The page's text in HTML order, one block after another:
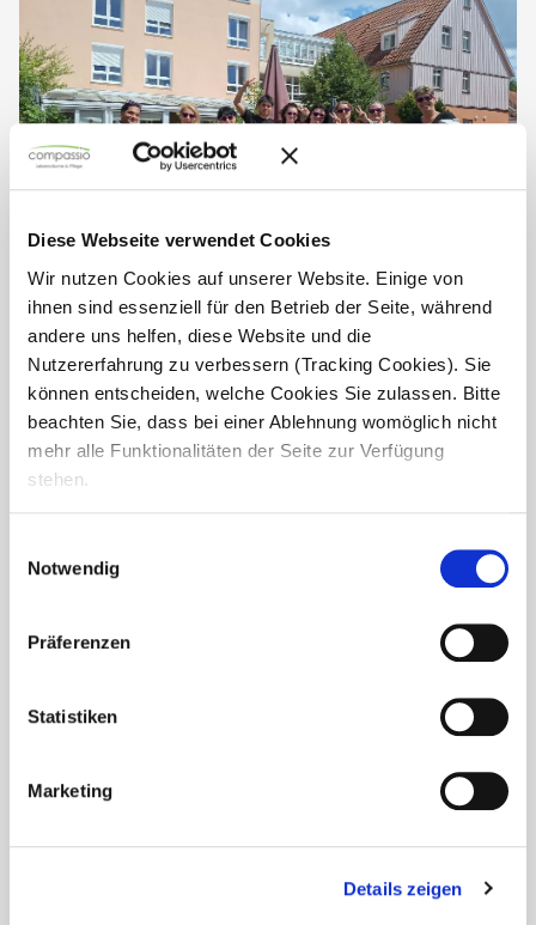
Diese Webseite verwendet Cookies
Wir nutzen Cookies auf unserer Website. Einige von
ihnen sind essenziell für den Betrieb der Seite, während
andere uns helfen, diese Website und die
Nutzererfahrung zu verbessern (Tracking Cookies). Sie
können entscheiden, welche Cookies Sie zulassen. Bitte
beachten Sie, dass bei einer Ablehnung womöglich nicht
mehr alle Funktionalitäten der Seite zur Verfügung
stehen.
Notwendig
Präferenzen
Statistiken
Marketing
Details zeigen
Azubi-Treffen 2025 – Herzlich
willkommen!
Am 01.08.2025 durften wir im Seniorendomizil Haus
Benedikt 9 neue Auszubildende begrüßen. Viele von ihnen
sind bereits als Pflegehelfer:innen Teil unseres Teams, und
wir freuen uns sehr,...